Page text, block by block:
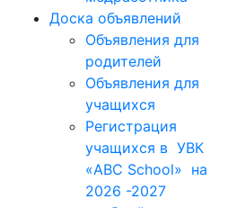
Доска объявлений
Объявления для
родителей
Объявления для
учащихся
Регистрация
учащихся в УВК
«ABC School» на
2026 -2027